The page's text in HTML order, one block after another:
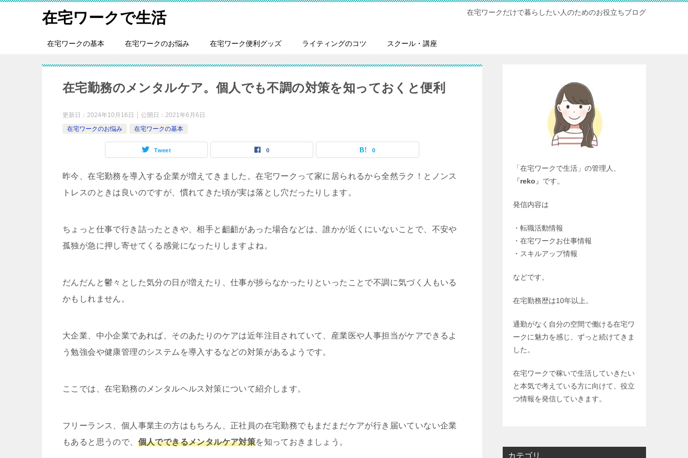
在宅ワークで生活 在宅ワークだけで暮らしたい人のためのお役立ちブログ
在宅ワークの基本 在宅ワークのお悩み 在宅ワーク便利グッズ ライティングのコツ スクール・講座
在宅勤務のメンタルケア。個人でも不調の対策を知っておくと便利
更新日： 2024年10月16日 公開日： 2021年6月6日
在宅ワークのお悩み
在宅ワークの基本
Tweet 0 0
昨今、在宅勤務を導入する企業が増えてきました。在宅ワークって家に居られるから全然ラク！とノンス
トレスのときは良いのですが、慣れてきた頃が実は落とし穴だったりします。
ちょっと仕事で行き詰ったときや、相手と齟齬があった場合などは、誰かが近くにいないことで、不安や
孤独が急に押し寄せてくる感覚になったりしますよね。
だんだんと鬱々とした気分の日が増えたり、仕事が捗らなかったりといったことで不調に気づく人もいる
かもしれません。
大企業、中小企業であれば、そのあたりのケアは近年注目されていて、産業医や人事担当がケアできるよ
う勉強会や健康管理のシステムを導入するなどの対策があるようです。
ここでは、在宅勤務のメンタルヘルス対策について紹介します。
フリーランス、個人事業主の方はもちろん、正社員の在宅勤務でもまだまだケアが行き届いていない企業
もあると思うので、 個人でできるメンタルケア対策を知っておきましょう。
「在宅ワークで生活」の管理人、
『reko 』です。
発信内容は
・転職活動情報
・在宅ワークお仕事情報
・スキルアップ情報
などです。
在宅勤務歴は10年以上。
通勤がなく自分の空間で働ける在宅ワ
ークに魅力を感じ、ずっと続けてきま
した。
在宅ワークで稼いで生活していきたい
と本気で考えている方に向けて、役立
つ情報を発信していきます。
カテゴリ